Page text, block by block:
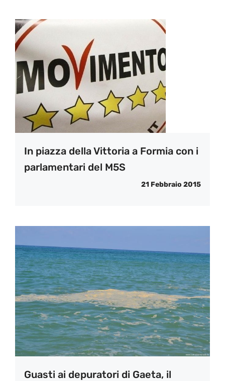
In piazza della Vittoria a Formia con i
parlamentari del M5S
21 Febbraio 2015
Guasti ai depuratori di Gaeta, il